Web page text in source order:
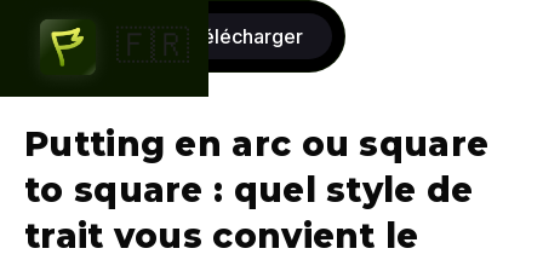
🇫🇷
Putting en arc ou square
to square : quel style de
trait vous convient le
commencer
gratuitement
télécharger